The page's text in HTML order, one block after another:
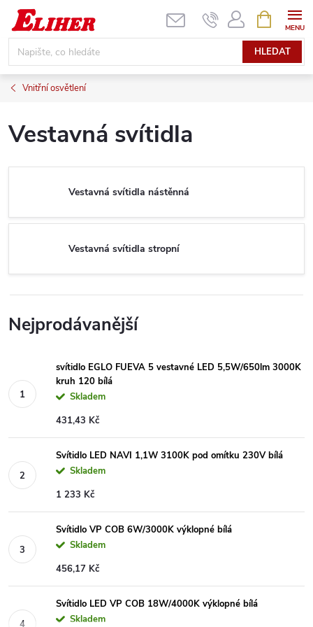
Přejít
obsah
HLEDAT
NÁKUPNÍ
KOŠÍK
Vnitřní osvětlení
Vestavná svítidla
Vestavná svítidla nástěnná
Vestavná svítidla stropní
Nejprodávanější
svítidlo EGLO FUEVA 5 vestavné LED 5,5W/650lm 3000K
kruh 120 bílá
Skladem
431,43 Kč
Svítidlo LED NAVI 1,1W 3100K pod omítku 230V bílá
Skladem
1 233 Kč
Svítidlo VP COB 6W/3000K výklopné bílá
Skladem
456,17 Kč
Svítidlo LED VP COB 18W/4000K výklopné bílá
Skladem